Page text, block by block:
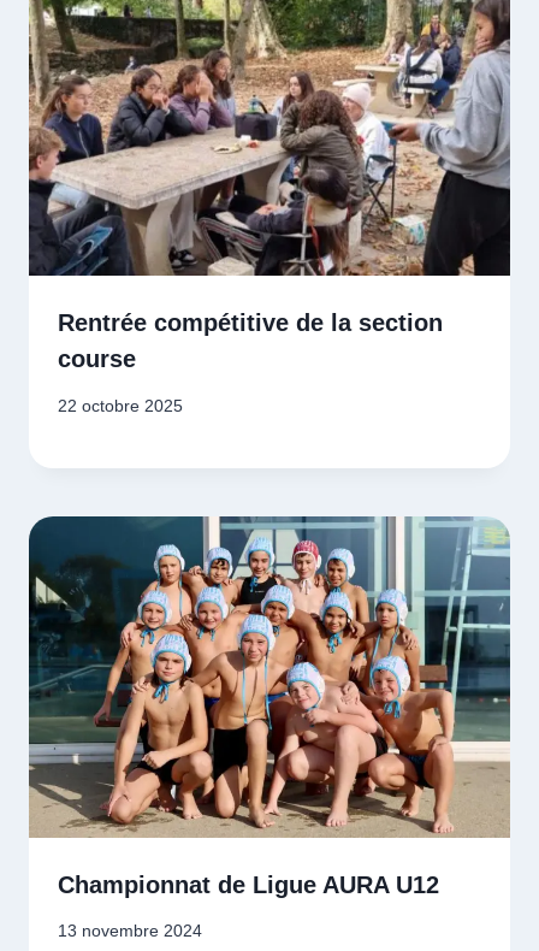
Rentrée compétitive de la section
course
22 octobre 2025
Championnat de Ligue AURA U12
13 novembre 2024